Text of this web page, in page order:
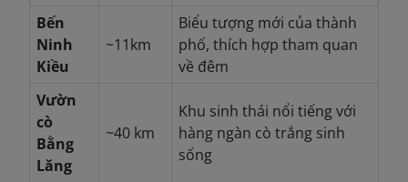
Bến
Ninh
Kiều
~11km
Biểu tượng mới của thành
phố, thích hợp tham quan
về đêm
Vườn
cò
Bằng
Lăng
~40 km
Khu sinh thái nổi tiếng với
hàng ngàn cò trắng sinh
sống